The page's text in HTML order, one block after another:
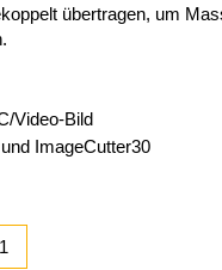
übertragen, um
Video-Bild
ImageCutter30